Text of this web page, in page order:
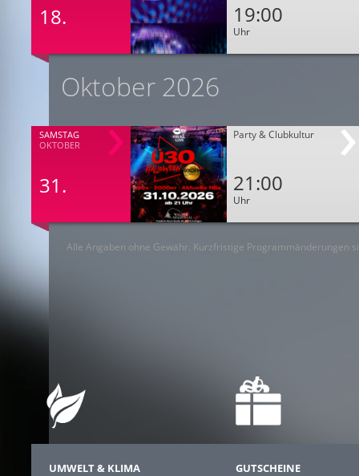
18. 19:00
Uhr
Oktober 2026
SAMSTAG
OKTOBER
31.
Party & Clubkultur
21:00
Uhr
Alle Angaben ohne Gewähr. Kurzfristige Programmänderungen
UMWELT & KLIMA
GUTSCHEINE